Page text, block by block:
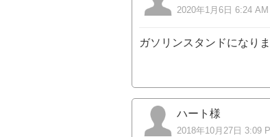
2020年1月6日 6:24 AM
ガソリンスタンドになりま
ハート様
2018年10月27日 3:09